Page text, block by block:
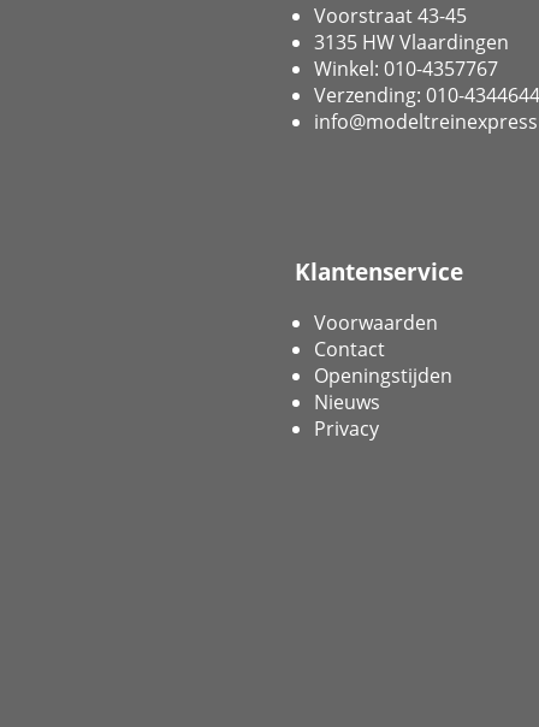
Voorstraat 43-45
3135 HW Vlaardingen
Winkel: 010-4357767
Verzending: 010-4344644
Klantenservice
Voorwaarden
Contact
Openingstijden
Nieuws
Privacy